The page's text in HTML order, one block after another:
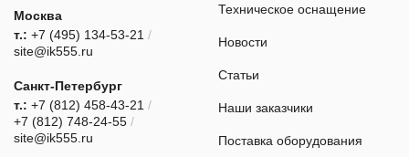
Москва
т.: +7 (495) 134-53-21 /
site@ik555.ru
Санкт-Петербург
т.: +7 (812) 458-43-21 /
+7 (812) 748-24-55 /
site@ik555.ru
Техническое оснащение
Новости
Статьи
Наши заказчики
Поставка оборудования